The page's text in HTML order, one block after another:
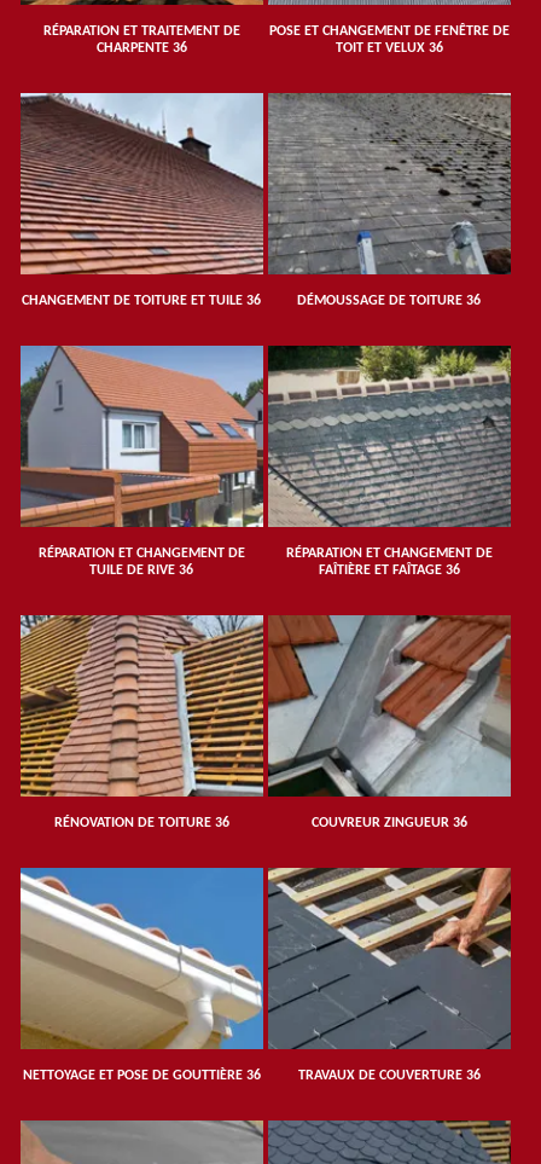
RÉPARATION ET TRAITEMENT DE
CHARPENTE 36
POSE ET CHANGEMENT DE FENÊTRE DE
TOIT ET VELUX 36
CHANGEMENT DE TOITURE ET TUILE 36 DÉMOUSSAGE DE TOITURE 36
RÉPARATION ET CHANGEMENT DE
TUILE DE RIVE 36
RÉPARATION ET CHANGEMENT DE
FAÎTIÈRE ET FAÎTAGE 36
RÉNOVATION DE TOITURE 36 COUVREUR ZINGUEUR 36
NETTOYAGE ET POSE DE GOUTTIÈRE 36 TRAVAUX DE COUVERTURE 36